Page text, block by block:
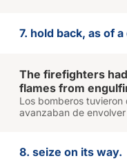
7. hold back, as of
The firefighters
flames from
Los bomberos
avanzaban de
8. seize on its way.